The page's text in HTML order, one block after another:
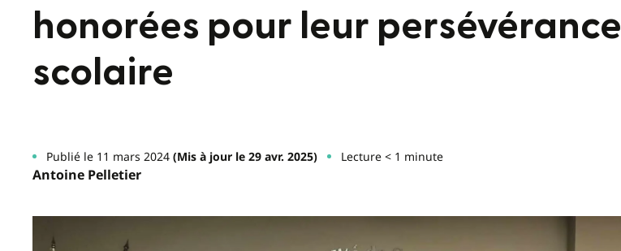
honorées pour leur persévérance
scolaire
Publié le 11 mars 2024(Mis à jour le 29 avr. 2025) Lecture < 1 minute
Antoine Pelletier